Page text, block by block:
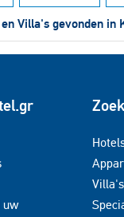
Villa's gevonden in
uw
Zoek
Villa's